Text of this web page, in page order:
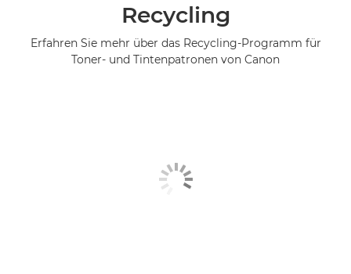
Recycling
Erfahren Sie mehr über das Recycling-Programm für
Toner- und Tintenpatronen von Canon